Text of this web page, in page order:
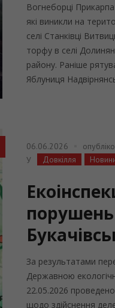
Вогнеборці
які виникли на
селі Станківці
торфу в селі
району. Раніше
Яблуниця
06.06.2026
У
Довкілля
порушень
За результатами
Державною
22.05.2026
щодо здійснення